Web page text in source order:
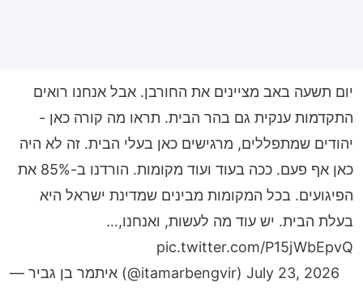
יום תשעה באב מציינים את החורבן. אבל אנחנו רואים
התקדמות ענקית גם בהר הבית. תראו מה קורה כאן -
יהודים שמתפללים, מרגישים כאן בעלי הבית. זה לא היה
כאן אף פעם. ככה בעוד ועוד מקומות. הורדנו ב-85% את
הפיגועים. בכל המקומות מבינים שמדינת ישראל היא
בעלת הבית. יש עוד מה לעשות, ואנחנו,…
pic.twitter.com/P15jWbEpvQ
— איתמר בן גביר (@itamarbengvir) July 23, 2026